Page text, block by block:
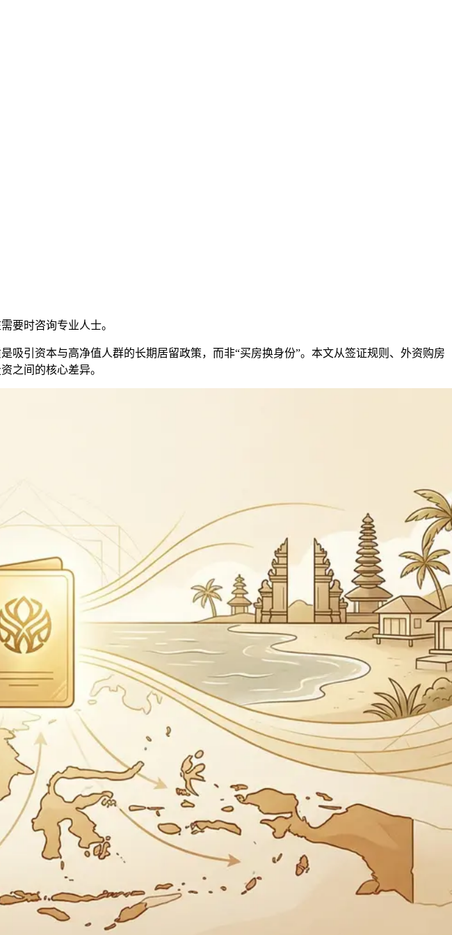
要时咨询专业人士。
引资本与高净值人群的长期居留政策，而非“买房换身份”。本文从签证规则、外资购房
之间的核心差异。